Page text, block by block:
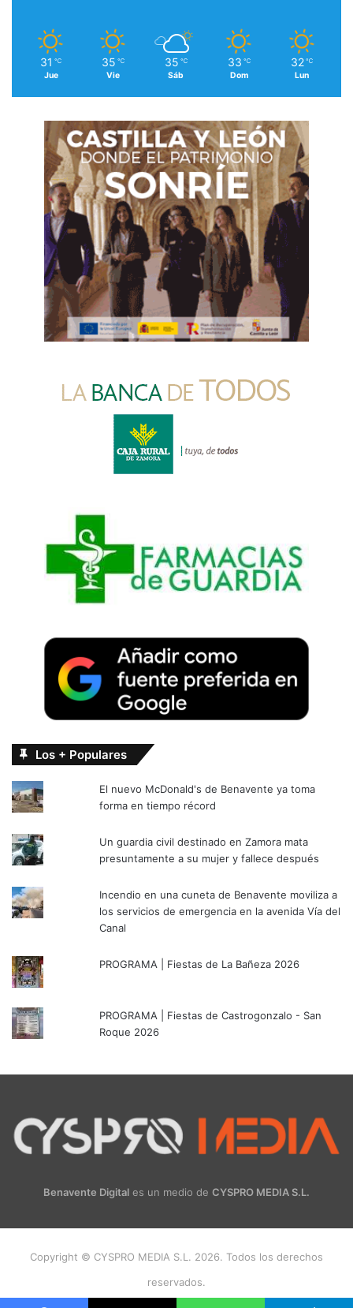
31 ℃
Jue
35 ℃
Vie
35 ℃
Sáb
33 ℃
Dom
32 ℃
Lun
Los + Populares
El nuevo McDonald's de Benavente ya toma
forma en tiempo récord
Un guardia civil destinado en Zamora mata
presuntamente a su mujer y fallece después
Incendio en una cuneta de Benavente moviliza a
los servicios de emergencia en la avenida Vía del
Canal
PROGRAMA | Fiestas de La Bañeza 2026
PROGRAMA | Fiestas de Castrogonzalo - San
Roque 2026
Benavente Digital es un medio de CYSPRO MEDIA S.L.
Copyright © CYSPRO MEDIA S.L. 2026. Todos los derechos
reservados.